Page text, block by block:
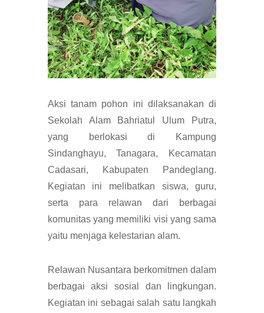
Aksi tanam pohon ini dilaksanakan di
Sekolah Alam Bahriatul Ulum Putra,
yang berlokasi di Kampung
Sindanghayu, Tanagara, Kecamatan
Cadasari, Kabupaten Pandeglang.
Kegiatan ini melibatkan siswa, guru,
serta para relawan dari berbagai
komunitas yang memiliki visi yang sama
yaitu menjaga kelestarian alam.
Relawan Nusantara berkomitmen dalam
berbagai aksi sosial dan lingkungan.
Kegiatan ini sebagai salah satu langkah